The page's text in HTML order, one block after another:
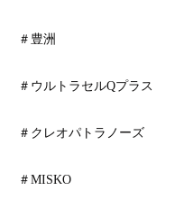
＃豊洲
＃ウルトラセルQプラス
＃クレオパトラノーズ
＃MISKO